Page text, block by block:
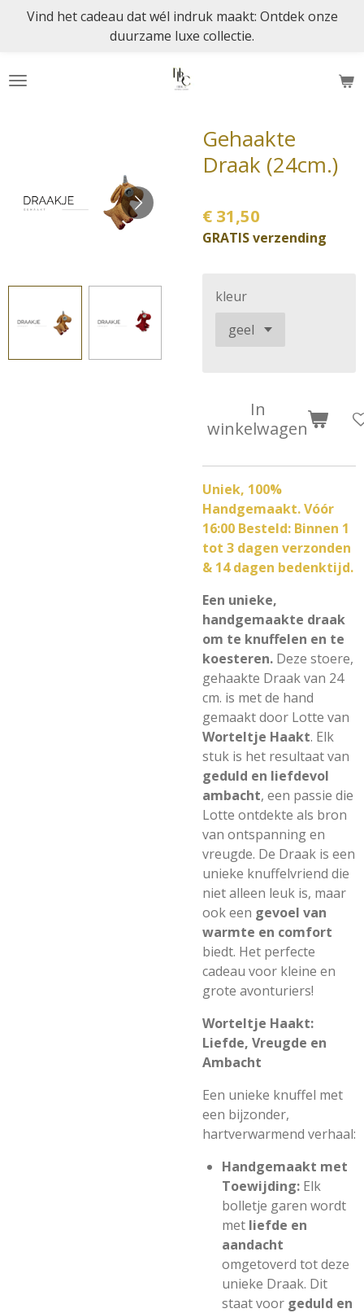
de
Vind het cadeau dat wél indruk maakt: Ontdek onze
duurzame luxe collectie.
Gehaakte
Draak (24cm.)
€ 31,50
GRATIS verzending
kleur
In
winkelwagen
Uniek, 100%
Handgemaakt. Vóór
16:00 Besteld: Binnen 1
tot 3 dagen verzonden
& 14 dagen bedenktijd.
Een unieke,
handgemaakte draak
om te knuffelen en te
koesteren. Deze stoere,
gehaakte Draak van 24
cm. is met de hand
gemaakt door Lotte van
Worteltje Haakt. Elk
stuk is het resultaat van
geduld en liefdevol
ambacht, een passie die
Lotte ontdekte als bron
van ontspanning en
vreugde. De Draak is een
unieke knuffelvriend die
niet alleen leuk is, maar
ook een gevoel van
warmte en comfort
biedt. Het perfecte
cadeau voor kleine en
grote avonturiers!
Worteltje Haakt:
Liefde, Vreugde en
Ambacht
Een unieke knuffel met
een bijzonder,
hartverwarmend verhaal:
Handgemaakt met
Toewijding: Elk
bolletje garen wordt
met liefde en
aandacht
omgetoverd tot deze
unieke Draak. Dit
staat voor geduld en